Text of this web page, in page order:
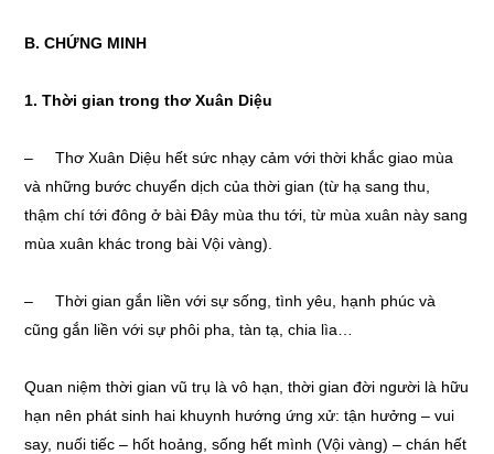
B. CHỨNG MINH
1. Thời gian trong thơ Xuân Diệu
– Thơ Xuân Diệu hết sức nhạy cảm với thời khắc giao mùa
và những bước chuyển dịch của thời gian (từ hạ sang thu,
thậm chí tới đông ở bài Đây mùa thu tới, từ mùa xuân này sang
mùa xuân khác trong bài Vội vàng).
– Thời gian gắn liền với sự sống, tình yêu, hạnh phúc và
cũng gắn liền với sự phôi pha, tàn tạ, chia lìa…
Quan niệm thời gian vũ trụ là vô hạn, thời gian đời người là hữu
hạn nên phát sinh hai khuynh hướng ứng xử: tận hưởng – vui
say, nuối tiếc – hốt hoảng, sống hết mình (Vội vàng) – chán hết